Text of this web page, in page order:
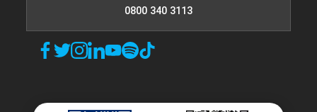
Fisioterapia Dermatofuncional nas
Disfunções Linfáticas
0800 340 3113